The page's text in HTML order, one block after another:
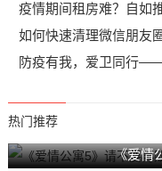
疫情期间租房难？自如
如何快速清理微信朋友
防疫有我，爱卫同行
热门推荐
《爱情